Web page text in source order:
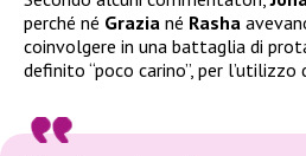
perché né Grazia né Rasha
coinvolgere in una battaglia di
definito “poco carino”, per l’utilizzo